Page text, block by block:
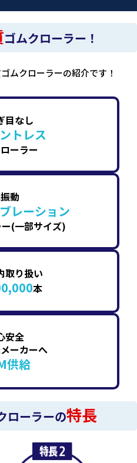
ゴムクローラー！
ムクローラーの紹介です！
目なし
トレス
ーラー
動
レーション
(一部サイズ)
取り扱い
本
安全
ーカーへ
供給
ローラーの特長